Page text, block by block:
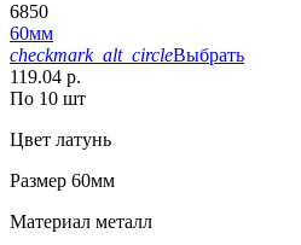
6850
60мм
checkmark_alt_circleВыбрать
119.04 р.
По 10 шт
Цвет латунь
Размер 60мм
Материал металл